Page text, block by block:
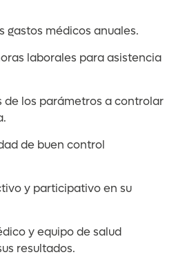
gastos médicos anuales.
laborales para asistencia
de los parámetros a controlar
de buen control
y participativo en su
y equipo de salud
resultados.